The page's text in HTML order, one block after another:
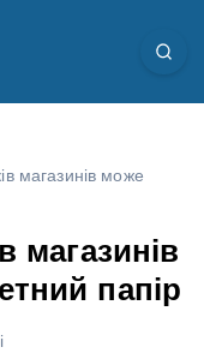
магазинів може
магазинів
папір